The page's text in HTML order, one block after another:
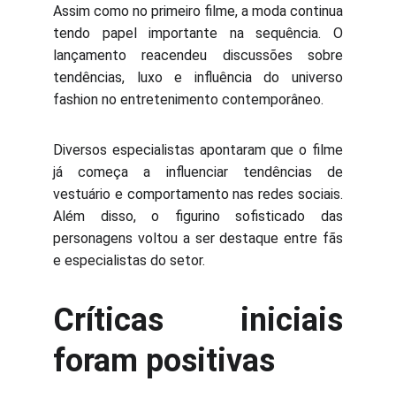
Assim como no primeiro filme, a moda continua
tendo papel importante na sequência. O
lançamento reacendeu discussões sobre
tendências, luxo e influência do universo
fashion no entretenimento contemporâneo.
Diversos especialistas apontaram que o filme
já começa a influenciar tendências de
vestuário e comportamento nas redes sociais.
Além disso, o figurino sofisticado das
personagens voltou a ser destaque entre fãs
e especialistas do setor.
Críticas iniciais
foram positivas